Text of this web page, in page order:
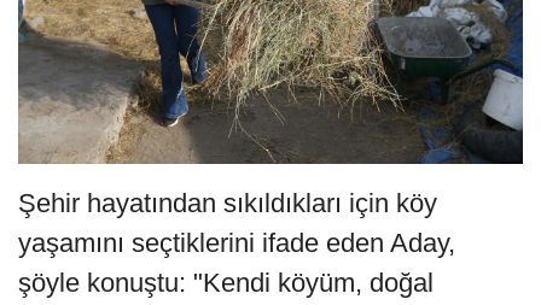
Şehir hayatından sıkıldıkları için köy
yaşamını seçtiklerini ifade eden Aday,
şöyle konuştu: "Kendi köyüm, doğal